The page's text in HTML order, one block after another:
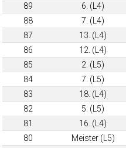
89
6. (L4)
88
7. (L4)
87
13. (L4)
86
12. (L4)
85
2. (L5)
84
7. (L5)
83
18. (L4)
82
5. (L5)
81
16. (L4)
80
Meister (L5)